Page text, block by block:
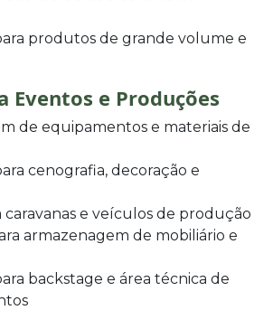
produtos de grande volume e
Eventos e Produções
de equipamentos e materiais de
cenografia, decoração e
caravanas e veículos de produção
armazenagem de mobiliário e
backstage e área técnica de